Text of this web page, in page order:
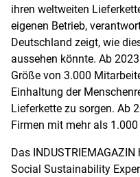
ihren weltweiten
eigenen Betrieb,
Deutschland zeigt, wie
aussehen könnte. Ab
Größe von 3.000
Einhaltung der
Lieferkette zu sorgen. Ab
Firmen mit mehr als
Das
Social Sustainability